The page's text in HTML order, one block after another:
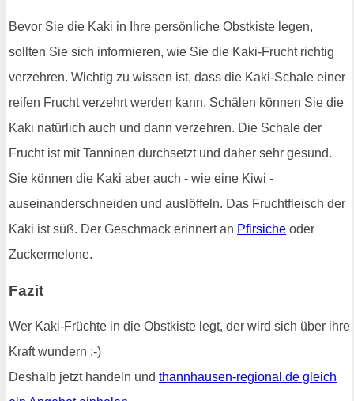
Bevor Sie die Kaki in Ihre persönliche Obstkiste legen,
sollten Sie sich informieren, wie Sie die Kaki-Frucht richtig
verzehren. Wichtig zu wissen ist, dass die Kaki-Schale einer
reifen Frucht verzehrt werden kann. Schälen können Sie die
Kaki natürlich auch und dann verzehren. Die Schale der
Frucht ist mit Tanninen durchsetzt und daher sehr gesund.
Sie können die Kaki aber auch - wie eine Kiwi -
auseinanderschneiden und auslöffeln. Das Fruchtfleisch der
Kaki ist süß. Der Geschmack erinnert an Pfirsiche oder
Zuckermelone.
Fazit
Wer Kaki-Früchte in die Obstkiste legt, der wird sich über ihre
Kraft wundern :-)
Deshalb jetzt handeln und thannhausen-regional.de gleich